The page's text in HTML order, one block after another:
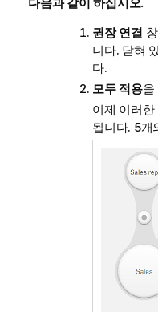
권장 연결
니다. 닫혀
다.
모두 적용을
이제 이러
됩니다. 5개